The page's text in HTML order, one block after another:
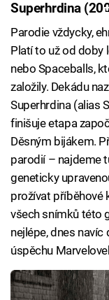
Superhrdina
Parodie vždycky,
Platí to už od doby
nebo Spaceballs,
založily. Dekádu
Superhrdina (alias
finišuje etapa
Děsným bijákem.
parodií – najdeme
geneticky
prožívat příběhové
všech snímků této
nejlépe, dnes
úspěchu